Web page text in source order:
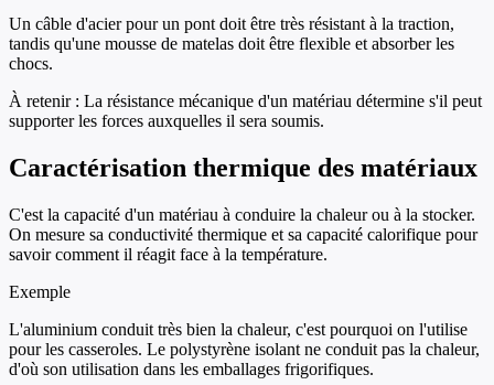
Un câble d'acier pour un pont doit être très résistant à la traction,
tandis qu'une mousse de matelas doit être flexible et absorber les
chocs.
À retenir : La résistance mécanique d'un matériau détermine s'il peut
supporter les forces auxquelles il sera soumis.
Caractérisation thermique des matériaux
C'est la capacité d'un matériau à conduire la chaleur ou à la stocker.
On mesure sa conductivité thermique et sa capacité calorifique pour
savoir comment il réagit face à la température.
Exemple
L'aluminium conduit très bien la chaleur, c'est pourquoi on l'utilise
pour les casseroles. Le polystyrène isolant ne conduit pas la chaleur,
d'où son utilisation dans les emballages frigorifiques.